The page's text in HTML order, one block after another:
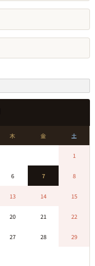
木 金 土
1
6 7 8
13 14 15
20 21 22
27 28 29